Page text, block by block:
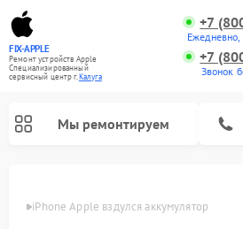
FIX-APPLE
Ремонт устройств Apple
Специализированный
cервисный центр г.Калуга
+7
+7
Звонок
Мы ремонтируем
iPhone Apple вздулся аккумулятор